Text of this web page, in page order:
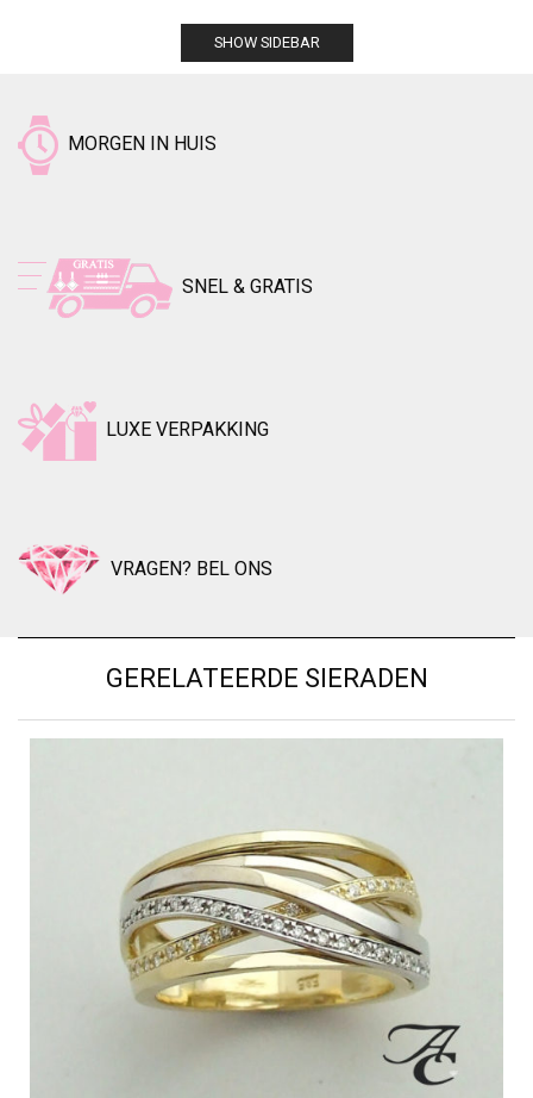
SHOW SIDEBAR
MORGEN IN HUIS
SNEL & GRATIS
LUXE VERPAKKING
VRAGEN? BEL ONS
GERELATEERDE SIERADEN